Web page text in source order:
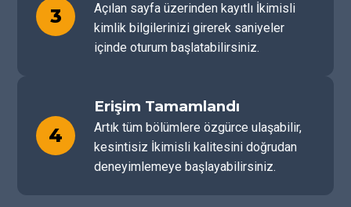
3
Açılan sayfa üzerinden kayıtlı İkimisli
kimlik bilgilerinizi girerek saniyeler
içinde oturum başlatabilirsiniz.
4
Erişim Tamamlandı
Artık tüm bölümlere özgürce ulaşabilir,
kesintisiz İkimisli kalitesini doğrudan
deneyimlemeye başlayabilirsiniz.